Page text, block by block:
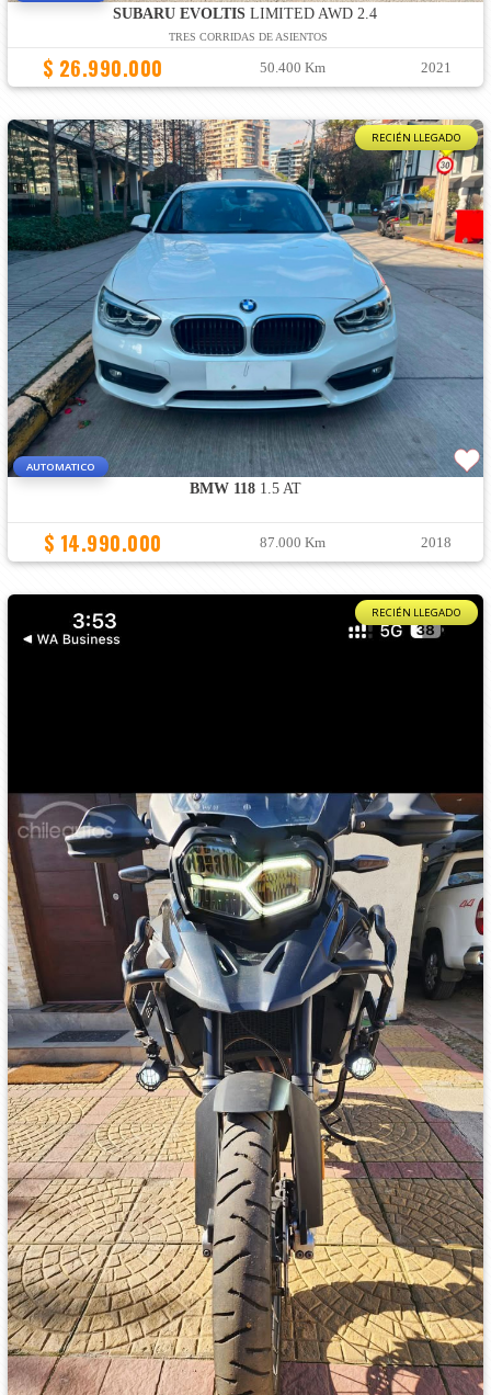
SUBARU EVOLTIS LIMITED AWD 2.4
TRES CORRIDAS DE ASIENTOS
$ 26.990.000 50.400 Km 2021
RECIÉN LLEGADO
AUTOMATICO
BMW 1181.5 AT
$ 14.990.000 87.000 Km 2018
RECIÉN LLEGADO